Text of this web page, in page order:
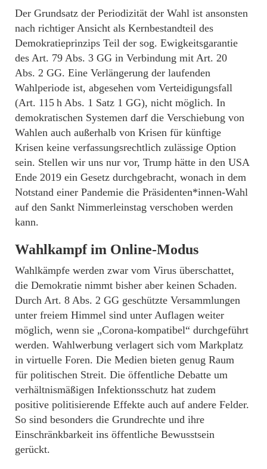
Der Grundsatz der Periodizität der Wahl ist ansonsten
nach richtiger Ansicht als Kernbestandteil des
Demokratieprinzips Teil der sog. Ewigkeitsgarantie
des Art. 79 Abs. 3 GG in Verbindung mit Art. 20
Abs. 2 GG. Eine Verlängerung der laufenden
Wahlperiode ist, abgesehen vom Verteidigungsfall
(Art. 115 h Abs. 1 Satz 1 GG), nicht möglich. In
demokratischen Systemen darf die Verschiebung von
Wahlen auch außerhalb von Krisen für künftige
Krisen keine verfassungsrechtlich zulässige Option
sein. Stellen wir uns nur vor, Trump hätte in den USA
Ende 2019 ein Gesetz durchgebracht, wonach in dem
Notstand einer Pandemie die Präsidenten*innen-Wahl
auf den Sankt Nimmerleinstag verschoben werden
kann.
Wahlkampf im Online-Modus
Wahlkämpfe werden zwar vom Virus überschattet,
die Demokratie nimmt bisher aber keinen Schaden.
Durch Art. 8 Abs. 2 GG geschützte Versammlungen
unter freiem Himmel sind unter Auflagen weiter
möglich, wenn sie „Corona-kompatibel“ durchgeführt
werden. Wahlwerbung verlagert sich vom Markplatz
in virtuelle Foren. Die Medien bieten genug Raum
für politischen Streit. Die öffentliche Debatte um
verhältnismäßigen Infektionsschutz hat zudem
positive politisierende Effekte auch auf andere Felder.
So sind besonders die Grundrechte und ihre
Einschränkbarkeit ins öffentliche Bewusstsein
gerückt.